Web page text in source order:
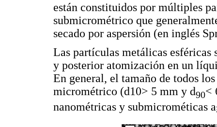
están constituidos por múltiples
submicrométrico que
secado por aspersión (en inglés
Las partículas metálicas esféricas
y posterior atomización en un
En general, el tamaño de todos
micrométrico (d10> 5 mm y d90<
nanométricas y submicrométicas